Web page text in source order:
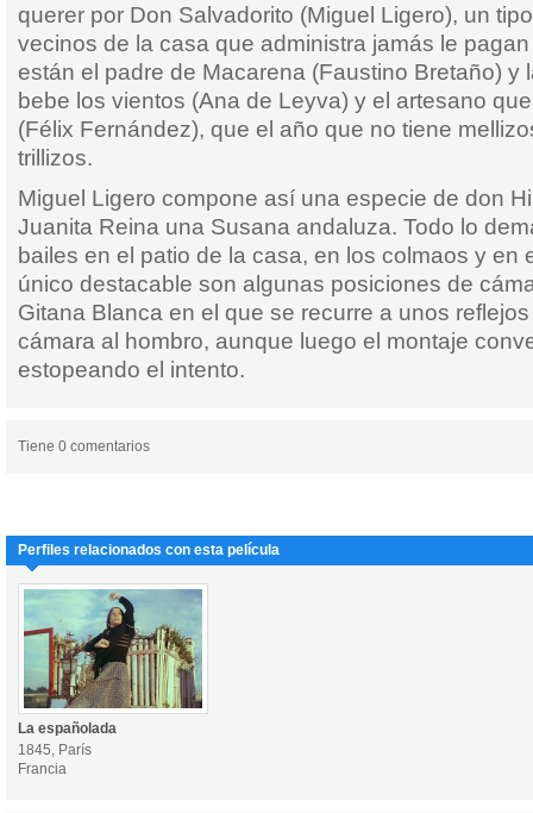
querer por Don Salvadorito (Miguel Ligero), un
vecinos de la casa que administra jamás le
están el padre de Macarena (Faustino Bretaño) y
bebe los vientos (Ana de Leyva) y el artesano
(Félix Fernández), que el año que no tiene
trillizos.
Miguel Ligero compone así una especie de don
Juanita Reina una Susana andaluza. Todo lo
bailes en el patio de la casa, en los colmaos y en
único destacable son algunas posiciones de
Gitana Blanca en el que se recurre a unos
cámara al hombro, aunque luego el montaje
estopeando el intento.
Tiene 0 comentarios
Perfiles relacionados con esta película
La españolada
1845, París
Francia